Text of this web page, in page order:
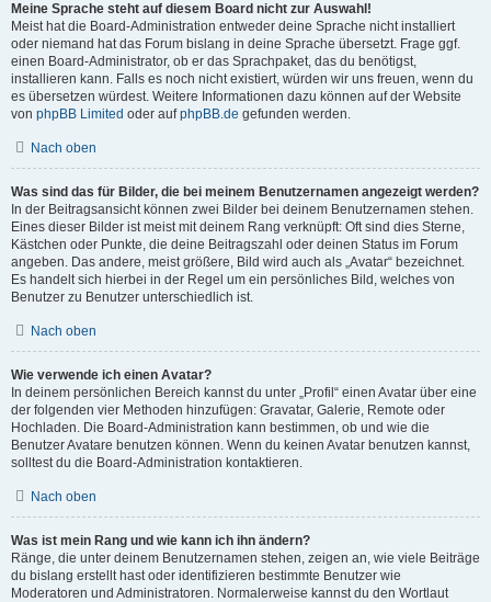
Meine Sprache steht auf diesem Board nicht zur Auswahl!
Meist hat die Board-Administration entweder deine Sprache nicht installiert
oder niemand hat das Forum bislang in deine Sprache übersetzt. Frage ggf.
einen Board-Administrator, ob er das Sprachpaket, das du benötigst,
installieren kann. Falls es noch nicht existiert, würden wir uns freuen, wenn du
es übersetzen würdest. Weitere Informationen dazu können auf der Website
von phpBB Limited oder aufphpBB.de gefunden werden.
Nach oben
Was sind das für Bilder, die bei meinem Benutzernamen angezeigt werden?
In der Beitragsansicht können zwei Bilder bei deinem Benutzernamen stehen.
Eines dieser Bilder ist meist mit deinem Rang verknüpft: Oft sind dies Sterne,
Kästchen oder Punkte, die deine Beitragszahl oder deinen Status im Forum
angeben. Das andere, meist größere, Bild wird auch als „Avatar“ bezeichnet.
Es handelt sich hierbei in der Regel um ein persönliches Bild, welches von
Benutzer zu Benutzer unterschiedlich ist.
Nach oben
Wie verwende ich einen Avatar?
In deinem persönlichen Bereich kannst du unter „Profil“ einen Avatar über eine
der folgenden vier Methoden hinzufügen: Gravatar, Galerie, Remote oder
Hochladen. Die Board-Administration kann bestimmen, ob und wie die
Benutzer Avatare benutzen können. Wenn du keinen Avatar benutzen kannst,
solltest du die Board-Administration kontaktieren.
Nach oben
Was ist mein Rang und wie kann ich ihn ändern?
Ränge, die unter deinem Benutzernamen stehen, zeigen an, wie viele Beiträge
du bislang erstellt hast oder identifizieren bestimmte Benutzer wie
Moderatoren und Administratoren. Normalerweise kannst du den Wortlaut